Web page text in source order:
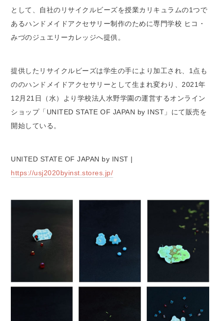
として、自社のリサイクルビーズを授業カリキュラムの1つで
あるハンドメイドアクセサリー制作のために専門学校 ヒコ・
みづのジュエリーカレッジへ提供。
提供したリサイクルビーズは学生の手により加工され、1点も
ののハンドメイドアクセサリーとして生まれ変わり、2021年
12月21日（水）より学校法人水野学園の運営するオンライン
ショップ「UNITED STATE OF JAPAN by INST」にて販売を
開始している。
UNITED STATE OF JAPAN by INST |
https://usj2020byinst.stores.jp/